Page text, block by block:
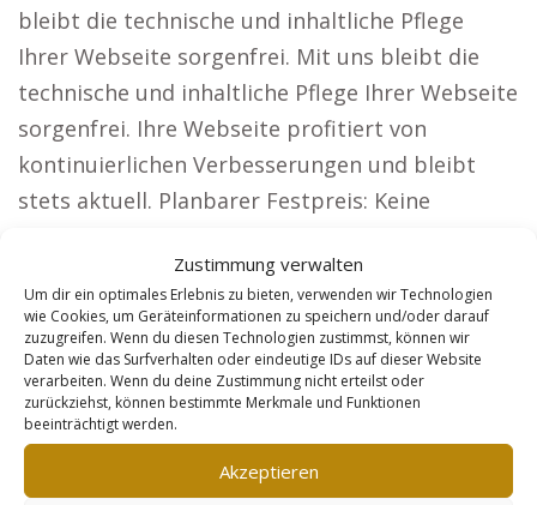
Zustimmung verwalten
Um dir ein optimales Erlebnis zu bieten, verwenden wir Technologien
wie Cookies, um Geräteinformationen zu speichern und/oder darauf
zuzugreifen. Wenn du diesen Technologien zustimmst, können wir
Daten wie das Surfverhalten oder eindeutige IDs auf dieser Website
verarbeiten. Wenn du deine Zustimmung nicht erteilst oder
zurückziehst, können bestimmte Merkmale und Funktionen
beeinträchtigt werden.
Akzeptieren
bleibt die technische und inhaltliche Pflege
Ihrer Webseite sorgenfrei. Mit uns bleibt die
technische und inhaltliche Pflege Ihrer Webseite
sorgenfrei. Ihre Webseite profitiert von
kontinuierlichen Verbesserungen und bleibt
stets aktuell. Planbarer Festpreis: Keine
Welche Problemlösungen unsere Lösung
Kunden bietet. Wir bieten Webseitenlösungen
für Unternehmen, die große Reichweiten
benötigen, zum Beispiel: Anwälte: Mit
deutschlandweiter Sichtbarkeit gewinnen Sie
Mandanten und erweitern Ihre Klientel.
Architekten: Mit einer eindrucksvollen